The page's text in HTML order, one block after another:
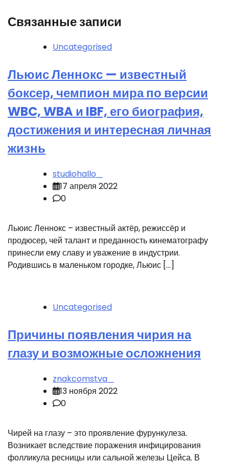
Связанные записи
Uncategorised
Льюис Леннокс — известный
боксер, чемпион мира по версии
WBC, WBA и IBF, его биография,
достижения и интересная личная
жизнь
studiohallo_
17 апреля 2022
0
Льюис Леннокс – известный актёр, режиссёр и
продюсер, чей талант и преданность кинематографу
принесли ему славу и уважение в индустрии.
Родившись в маленьком городке, Льюис […]
Uncategorised
Причины появления чирия на
глазу и возможные осложнения
znakcomstva_
13 ноября 2022
0
Чирей на глазу – это проявление фурункулеза.
Возникает вследствие поражения инфицирования
фолликула ресницы или сальной железы Цейса. В